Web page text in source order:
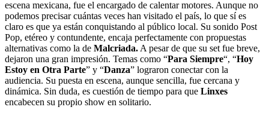
escena mexicana, fue el encargado de calentar motores. Aunque no
podemos precisar cuántas veces han visitado el país, lo que sí es
claro es que ya están conquistando al público local. Su sonido Post
Pop, etéreo y contundente, encaja perfectamente con propuestas
alternativas como la de Malcriada. A pesar de que su set fue breve,
dejaron una gran impresión. Temas como “Para Siempre“, “Hoy
Estoy en Otra Parte” y “Danza” lograron conectar con la
audiencia. Su puesta en escena, aunque sencilla, fue cercana y
dinámica. Sin duda, es cuestión de tiempo para que Linxes
encabecen su propio show en solitario.